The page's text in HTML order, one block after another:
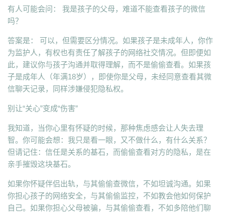
有人可能会问： 我是孩子的父母，难道不能查看孩子的微信
吗？
答案是： 可以，但需要区分情况。如果孩子是未成年人，你作
为监护人，有权也有责任了解孩子的网络社交情况。但即便如
此，建议你与孩子沟通并取得理解，而不是偷偷查看。如果孩
子是成年人（年满18岁），即使你是父母，未经同意查看其微
信聊天记录，同样涉嫌侵犯隐私权。
别让“关心”变成“伤害”
我知道，当你心里有怀疑的时候，那种焦虑感会让人失去理
智。你可能会想：我只是看一眼，又不做什么，有什么关系？
但请记住：信任是关系的基石，而偷偷查看对方的隐私，是在
亲手摧毁这块基石。
如果你怀疑伴侣出轨，与其偷偷查微信，不如坦诚沟通。如果
你担心孩子的网络安全，与其偷偷监控，不如教会他如何保护
自己。如果你担心父母被骗，与其偷偷查看，不如多陪他们聊